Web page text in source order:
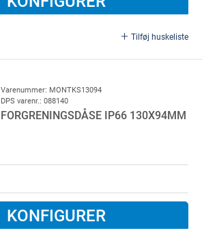
Tilføj huskeliste
Varenummer: MONTKS13094
DPS varenr.: 088140
FORGRENINGSDÅSE IP66 130X94MM
KONFIGURER